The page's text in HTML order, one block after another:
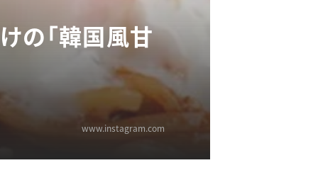
の「韓国風甘
www.instagram.com